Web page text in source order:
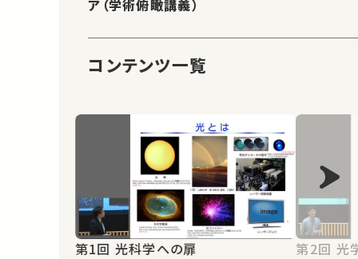
ア（学術俯瞰講義）
コンテンツ一覧
第1回 光科学への扉 第2